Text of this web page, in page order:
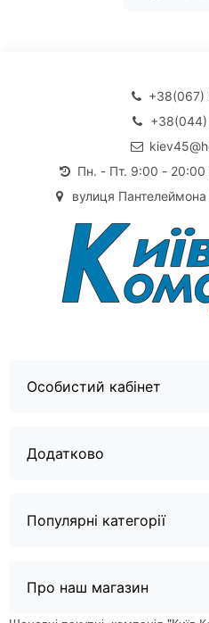
+38(067)
Пн. - Пт. 9:00 -
вулиця Пантелеймона
Особистий кабінет
Додатково
Популярні категорії
Про наш магазин